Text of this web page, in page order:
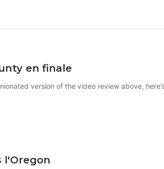
en finale
version of the video review above,
l'Oregon